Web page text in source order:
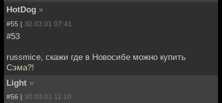
HotDog »
#55 | 30.03.01 07:41
#53
russmice, скажи где в Новосибе можно купить
Сэма?!
Light »
#56 | 30.03.01 11:10